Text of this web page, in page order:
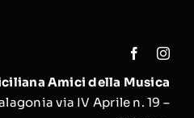
Amici della Musica
via IV Aprile n. 19 –